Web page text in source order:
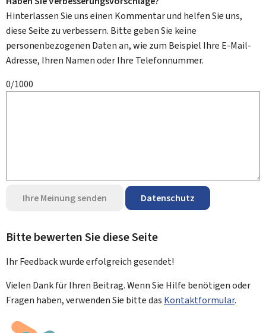
Hinterlassen Sie uns einen Kommentar und helfen Sie uns,
diese Seite zu verbessern. Bitte geben Sie keine
personenbezogenen Daten an, wie zum Beispiel Ihre E-Mail-
Adresse, Ihren Namen oder Ihre Telefonnummer.
0/1000
Ihre Meinung senden Datenschutz
Bitte bewerten Sie diese Seite
Ihr Feedback wurdeerfolgreichgesendet!
Vielen Dank für Ihren Beitrag. Wenn Sie Hilfe benötigen oder
Fragen haben, verwenden Sie bitte das Kontaktformular.